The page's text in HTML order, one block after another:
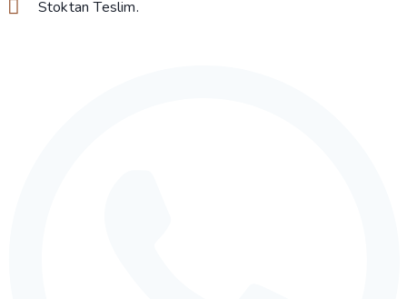
Stoktan Teslim.